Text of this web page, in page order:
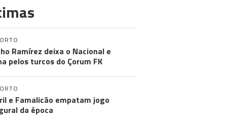
Ramírez deixa o Nacional e
pelos turcos do Çorum FK
e Famalicão empatam jogo
da época